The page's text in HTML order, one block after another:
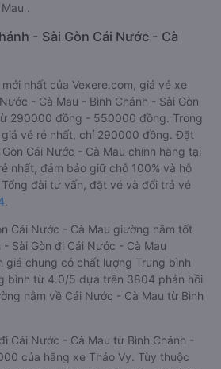
.
- Sài Gòn Cái Nước - Cà
nhất của Vexere.com, giá vé xe
- Cà Mau - Bình Chánh - Sài Gòn
290000 đồng - 550000 đồng. Trong
vé rẻ nhất, chỉ 290000 đồng. Đặt
Cái Nước - Cà Mau chính hãng tại
nhất, đảm bảo giữ chỗ 100% và hỗ
đài tư vấn, đặt vé và đổi trả vé
.
Cái Nước - Cà Mau giường nằm tốt
Sài Gòn đi Cái Nước - Cà Mau
giá chung có chất lượng Trung bình
bình từ 4.0/5 dựa trên 3804 phản hồi
nằm về Cái Nước - Cà Mau từ Bình
Cái Nước - Cà Mau từ Bình Chánh -
của hãng xe Thảo Vy. Tùy thuộc